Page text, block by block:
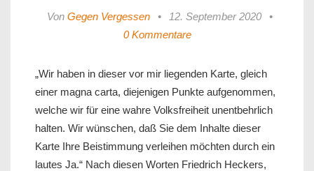
Von Gegen Vergessen • 12. September 2020
•
0 Kommentare
„Wir haben in dieser vor mir liegenden Karte, gleich
einer magna carta, diejenigen Punkte aufgenommen,
welche wir für eine wahre Volksfreiheit unentbehrlich
halten. Wir wünschen, daß Sie dem Inhalte dieser
Karte Ihre Beistimmung verleihen möchten durch ein
lautes Ja.“ Nach diesen Worten Friedrich Heckers,